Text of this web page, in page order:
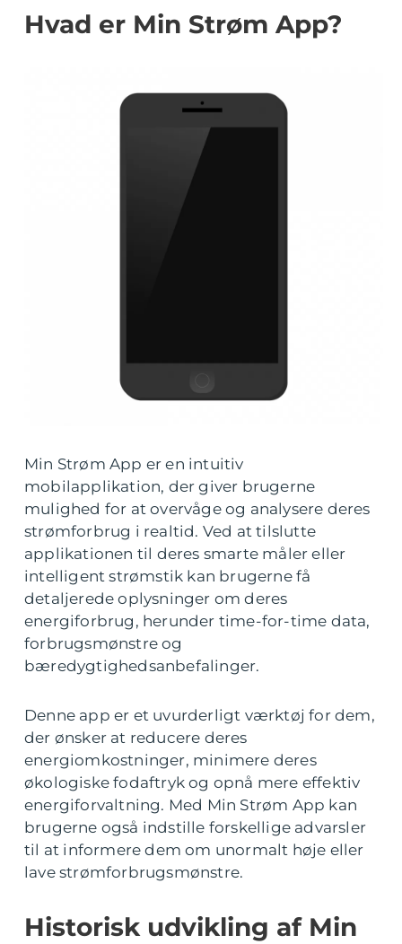
Hvad er Min Strøm App?
Min Strøm App er en intuitiv
mobilapplikation, der giver brugerne
mulighed for at overvåge og analysere deres
strømforbrug i realtid. Ved at tilslutte
applikationen til deres smarte måler eller
intelligent strømstik kan brugerne få
detaljerede oplysninger om deres
energiforbrug, herunder time-for-time data,
forbrugsmønstre og
bæredygtighedsanbefalinger.
Denne app er et uvurderligt værktøj for dem,
der ønsker at reducere deres
energiomkostninger, minimere deres
økologiske fodaftryk og opnå mere effektiv
energiforvaltning. Med Min Strøm App kan
brugerne også indstille forskellige advarsler
til at informere dem om unormalt høje eller
lave strømforbrugsmønstre.
Historisk udvikling af Min